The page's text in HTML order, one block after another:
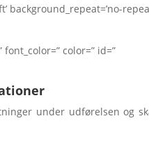
background_repeat=’no-
color=” id=”
under udførelsen og